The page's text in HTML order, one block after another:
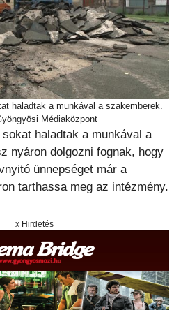
haladtak a munkával a szakemberek.
Médiaközpont
haladtak a munkával a
nyáron dolgozni fognak, hogy
ünnepséget már a
tarthassa meg az intézmény.
x Hirdetés